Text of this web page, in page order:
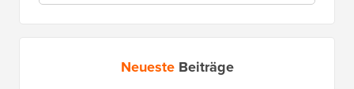
Neueste Beiträge